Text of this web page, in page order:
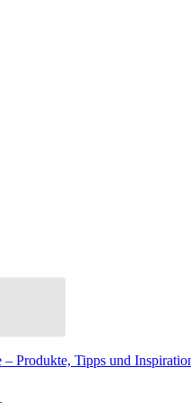
Produkte, Tipps und